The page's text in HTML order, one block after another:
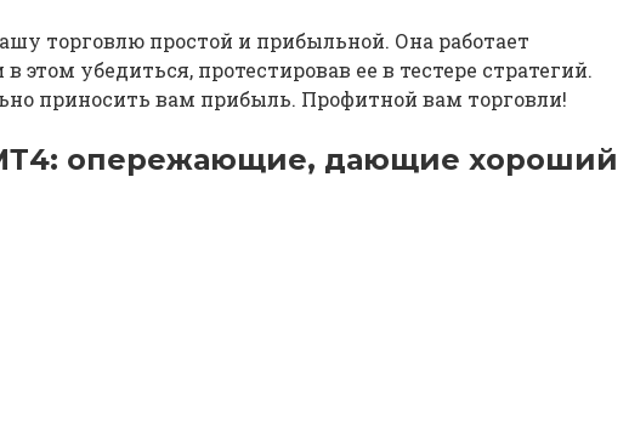
торговлю простой и прибыльной. Она работает
убедиться, протестировав ее в тестере стратегий.
приносить вам прибыль. Профитной вам торговли!
опережающие, дающие хороший